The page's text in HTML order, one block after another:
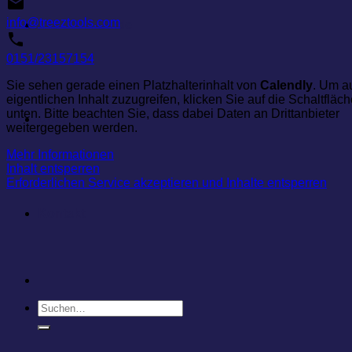
420 Grow Guide
Über Uns
Suchen
nach:
info@treeztools.com
0151/23157154
Sie sehen gerade einen Platzhalterinhalt von Calendly. Um
eigentlichen Inhalt zuzugreifen, klicken Sie auf die
unten. Bitte beachten Sie, dass dabei Daten an Drittanbieter
weitergegeben werden.
Mehr Informationen
Inhalt entsperren
Erforderlichen Service akzeptieren und Inhalte entsperren